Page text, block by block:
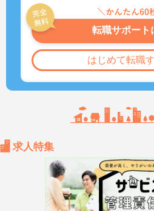
転職サポート
はじめて転職
求人特集